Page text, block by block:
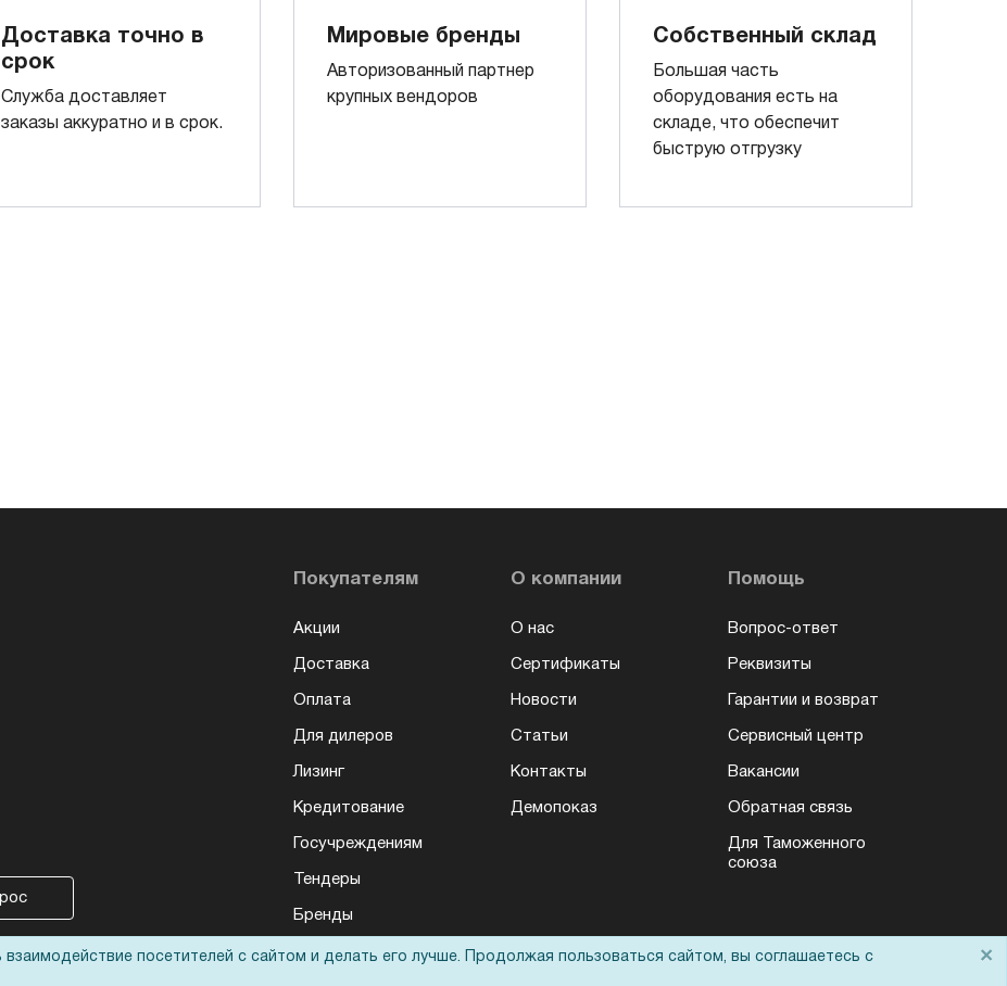
Доставка точно в
срок
Служба доставляет
заказы аккуратно и в срок.
Мировые бренды
Авторизованный партнер
крупных вендоров
Собственный склад
Большая часть
оборудования есть на
складе, что обеспечит
быструю отгрузку
Покупателям
Акции
Доставка
Оплата
Для дилеров
Лизинг
Кредитование
Госучреждениям
Тендеры
Бренды
ЭДО
О компании
О нас
Сертификаты
Новости
Статьи
Контакты
Демопоказ
Помощь
Вопрос-ответ
Реквизиты
Гарантии и возврат
Сервисный центр
Вакансии
Обратная связь
Для Таможенного
союза
посетителей с сайтом и делать его лучше. Продолжая пользоваться сайтом, вы соглашаетесь с
×